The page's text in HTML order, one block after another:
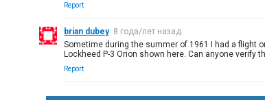
Report
brian dubey 8 года/лет назад
Sometime during the summer of 1961 I had a flight
Lockheed P-3 Orion shown here. Can anyone verify
Report